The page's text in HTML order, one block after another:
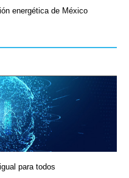
energética de México
para todos